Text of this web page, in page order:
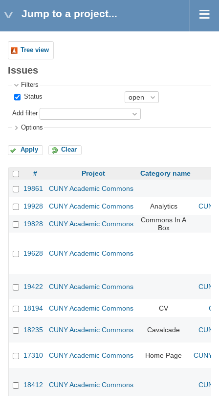
Jump to a project...
Tree view
Issues
Filters
Status
Add filter
Options
Apply Clear
# Project
Category name
19861
CUNY Academic Commons
19928 CUNY Academic Commons Analytics
19828 CUNY Academic Commons
Commons In A
Box
19628 CUNY Academic Commons
19422 CUNY Academic Commons
18194 CUNY Academic Commons CV
18235 CUNY Academic Commons Cavalcade
17310 CUNY Academic Commons Home Page CUNY
18412 CUNY Academic Commons